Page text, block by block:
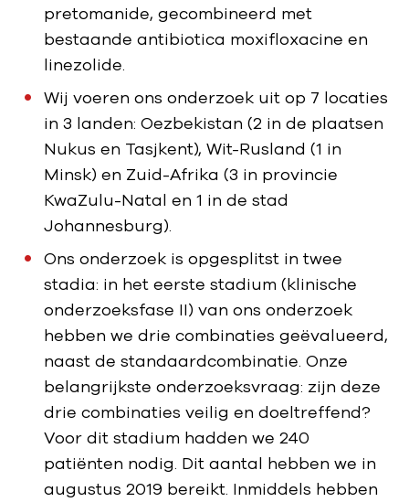
pretomanide, gecombineerd met
bestaande antibiotica moxifloxacine en
linezolide.
Wij voeren ons onderzoek uit op 7 locaties
in 3 landen: Oezbekistan (2 in de plaatsen
Nukus en Tasjkent), Wit-Rusland (1 in
Minsk) en Zuid-Afrika (3 in provincie
KwaZulu-Natal en 1 in de stad
Johannesburg).
Ons onderzoek is opgesplitst in twee
stadia: in het eerste stadium (klinische
onderzoeksfase II) van ons onderzoek
hebben we drie combinaties geëvalueerd,
naast de standaardcombinatie. Onze
belangrijkste onderzoeksvraag: zijn deze
drie combinaties veilig en doeltreffend?
Voor dit stadium hadden we 240
patiënten nodig. Dit aantal hebben we in
augustus 2019 bereikt. Inmiddels hebben